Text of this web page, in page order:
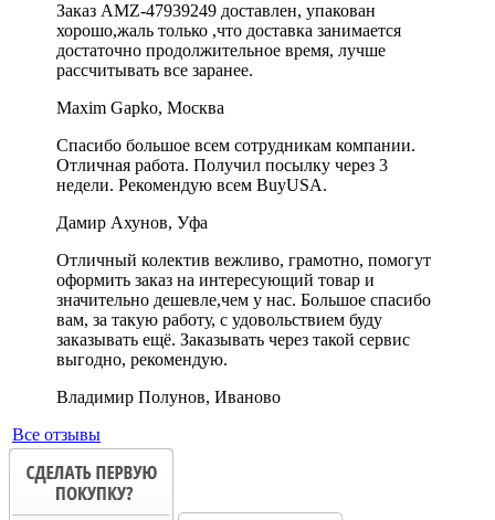
Заказ AMZ-47939249 доставлен, упакован
хорошо,жаль только ,что доставка занимается
достаточно продолжительное время, лучше
рассчитывать все заранее.
Maxim Gapko, Москва
Спасибо большое всем сотрудникам компании.
Отличная работа. Получил посылку через 3
недели. Рекомендую всем BuyUSA.
Дамир Ахунов, Уфа
Отличный колектив вежливо, грамотно, помогут
оформить заказ на интересующий товар и
значительно дешевле,чем у нас. Большое спасибо
вам, за такую работу, с удовольствием буду
заказывать ещё. Заказывать через такой сервис
выгодно, рекомендую.
Владимир Полунов, Иваново
Все отзывы